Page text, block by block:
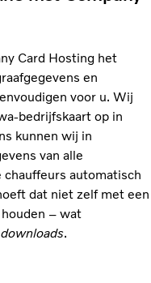
Card Hosting het
en
voor u. Wij
bedrijfskaart op in
kunnen wij in
van alle
automatisch
dat niet zelf met een
– wat
.